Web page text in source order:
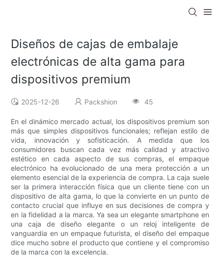
Diseños de cajas de embalaje
electrónicas de alta gama para
dispositivos premium
2025-12-26 Packshion 45
En el dinámico mercado actual, los dispositivos premium son
más que simples dispositivos funcionales; reflejan estilo de
vida, innovación y sofisticación. A medida que los
consumidores buscan cada vez más calidad y atractivo
estético en cada aspecto de sus compras, el empaque
electrónico ha evolucionado de una mera protección a un
elemento esencial de la experiencia de compra. La caja suele
ser la primera interacción física que un cliente tiene con un
dispositivo de alta gama, lo que la convierte en un punto de
contacto crucial que influye en sus decisiones de compra y
en la fidelidad a la marca. Ya sea un elegante smartphone en
una caja de diseño elegante o un reloj inteligente de
vanguardia en un empaque futurista, el diseño del empaque
dice mucho sobre el producto que contiene y el compromiso
de la marca con la excelencia.